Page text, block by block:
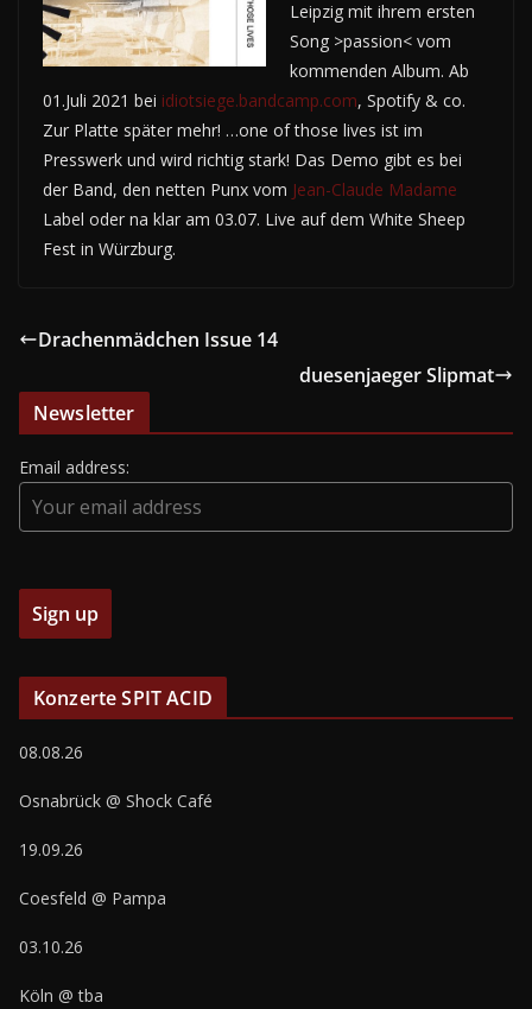
Leipzig mit ihrem ersten
Song >passion< vom
kommenden Album. Ab
01.Juli 2021 bei idiotsiege.bandcamp.com, Spotify & co.
Zur Platte später mehr! …one of those lives ist im
Presswerk und wird richtig stark! Das Demo gibt es bei
der Band, den netten Punx vom Jean-Claude Madame
Label oder na klar am 03.07. Live auf dem White Sheep
Fest in Würzburg.
Drachenmädchen Issue 14
duesenjaeger Slipmat
Newsletter
Email address:
Konzerte SPIT ACID
08.08.26
Osnabrück @ Shock Café
19.09.26
Coesfeld @ Pampa
03.10.26
Köln @ tba